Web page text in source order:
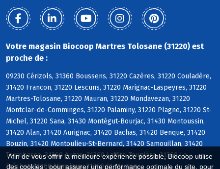
Afin de vous offrir la meilleure expérience possible, Biocoop utilise
des cookies : pour assurer une performance optimale du site, pour
Votre magasin Biocoop Martres Tolosane (31220) est
proche de :
09230 Cérizols, 31360 Boussens, 31220 Cazères, 31220 Couladère,
31420 Francon, 31220 Lescuns, 31220 Marignac-Laspeyres, 31220
Martres-Tolosane, 31220 Mauran, 31220 Mondavezan, 31220
Montclar-de-Comminges, 31220 Palaminy, 31220 Plagne, 31220 St-
Michel, 31220 Sana, 31430 Montégut-Bourjac, 31430 Montoussin,
31420 Alan, 31420 Aurignac, 31420 Bachas, 31420 Benque, 31420
Bouzin, 31420 Montoulieu-St-Bernard, 31420 Samouillan, 31420
Terrebasse, 31360 Auzas, 31360 Laffite-Toupière, 31360 Le
Fréchet, 31360 Mancioux, 31360 St-Martory